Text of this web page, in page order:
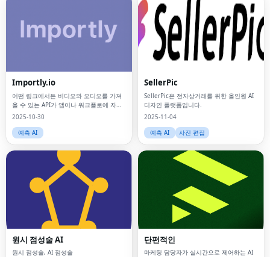
Importly.io
어떤 링크에서든 비디오와 오디오를 가져
올 수 있는 API가 앱이나 워크플로에 자동
으로 전달됩니다.
2025-10-30
예측 AI
SellerPic
SellerPic은 전자상거래를 위한 올인원 AI
디자인 플랫폼입니다.
2025-11-04
예측 AI
사진 편집
원시 점성술 AI
원시 점성술, AI 점성술
단편적인
마케팅 담당자가 실시간으로 제어하는 ​​AI